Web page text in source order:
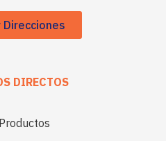
DIRECTOS
Productos